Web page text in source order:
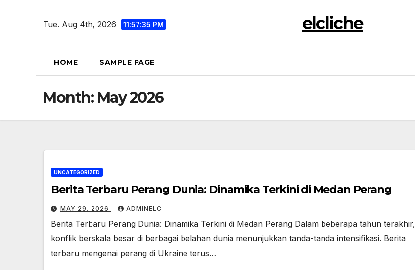
Tue. Aug 4th, 2026 11:57:36 PM elcliche
HOME SAMPLE PAGE
Month: May 2026
UNCATEGORIZED
Berita Terbaru Perang Dunia: Dinamika Terkini di Medan Perang
MAY 29, 2026 ADMINELC
Berita Terbaru Perang Dunia: Dinamika Terkini di Medan Perang Dalam beberapa tahun terakhir,
konflik berskala besar di berbagai belahan dunia menunjukkan tanda-tanda intensifikasi. Berita
terbaru mengenai perang di Ukraine terus…